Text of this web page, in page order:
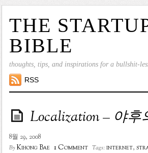
THE
BIBLE
thoughts, tips, and inspirations for a bullshit-
RSS
Localization – 야후
8월 29, 2008
ByKihong Bae 1 Comment Tags:internet,